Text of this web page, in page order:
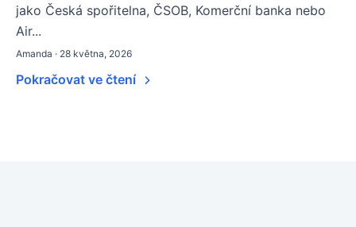
jako Česká spořitelna, ČSOB, Komerční banka nebo
Air...
Amanda · 28 května, 2026
Pokračovat ve čtení